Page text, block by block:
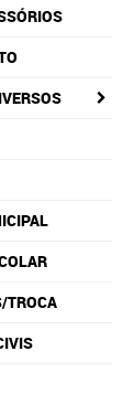
TROCA